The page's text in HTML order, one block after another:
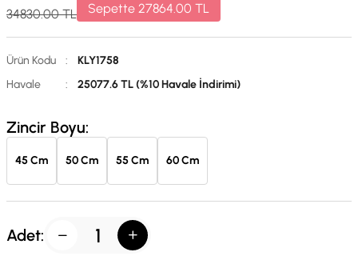
34830.00TL Sepette 27864.00 TL
Ürün Kodu :
KLY1758
Havale
: 25077.6 TL (%10 Havale İndirimi)
Zincir Boyu:
45 Cm 50 Cm 55 Cm 60 Cm
Adet: